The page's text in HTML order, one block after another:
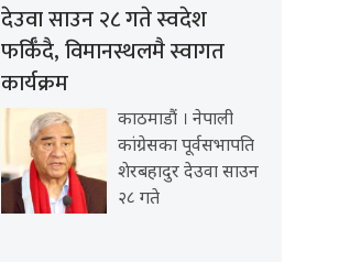
देउवा साउन २८ गते स्वदेश
फर्किँदै, विमानस्थलमै स्वागत
कार्यक्रम
काठमाडौं । नेपाली
कांग्रेसका पूर्वसभापति
शेरबहादुर देउवा साउन
२८ गते